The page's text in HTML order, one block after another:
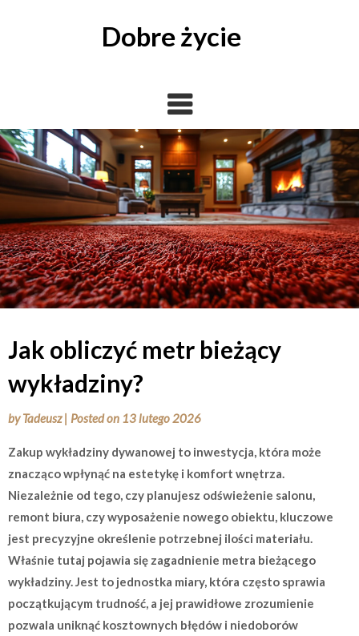
Dobre życie
Jak obliczyć metr bieżący
wykładziny?
byTadeusz | Posted on 13 lutego 2026
Zakup wykładziny dywanowej to inwestycja, która może
znacząco wpłynąć na estetykę i komfort wnętrza.
Niezależnie od tego, czy planujesz odświeżenie salonu,
remont biura, czy wyposażenie nowego obiektu, kluczowe
jest precyzyjne określenie potrzebnej ilości materiału.
Właśnie tutaj pojawia się zagadnienie metra bieżącego
wykładziny. Jest to jednostka miary, która często sprawia
początkującym trudność, a jej prawidłowe zrozumienie
pozwala uniknąć kosztownych błędów i niedoborów